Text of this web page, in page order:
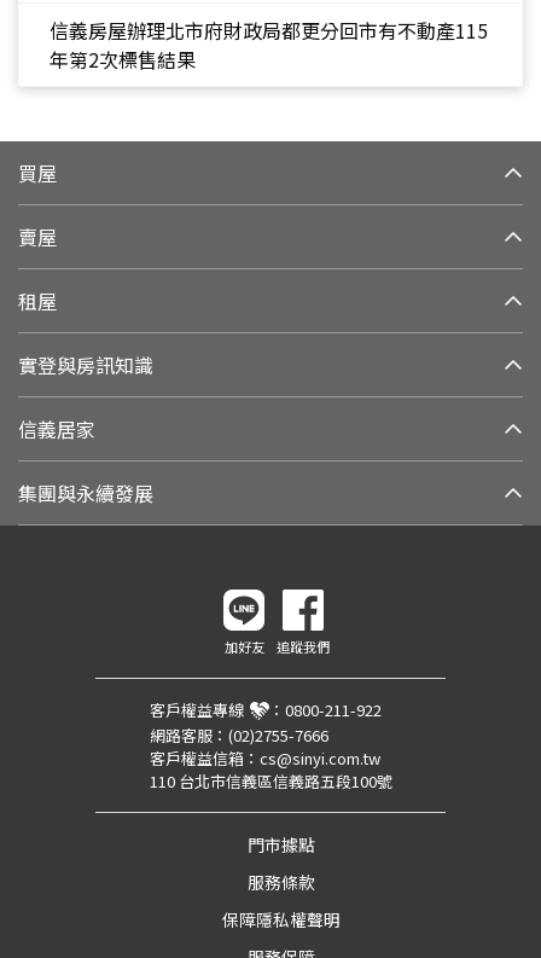
信義房屋辦理北市府財政局都更分回市有不動產115
年第2次標售結果
買屋
賣屋
租屋
實登與房訊知識
信義居家
集團與永續發展
加好友 追蹤我們
客戶權益專線 ： 0800-211-922
網路客服： (02)2755-7666
客戶權益信箱： cs@sinyi.com.tw
110 台北市信義區信義路五段100號
門市據點
服務條款
保障隱私權聲明